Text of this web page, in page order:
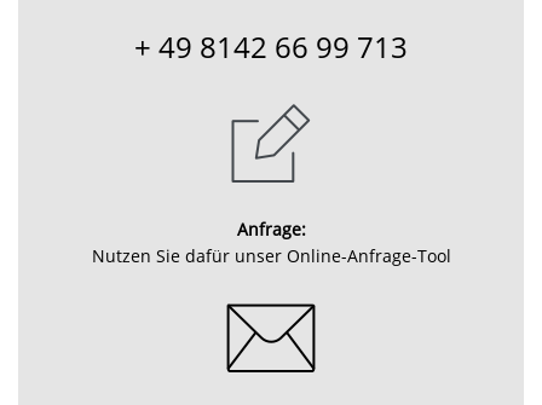
+ 49 8142 66 99 713
Anfrage:
Nutzen Sie dafür unser Online-Anfrage-Tool